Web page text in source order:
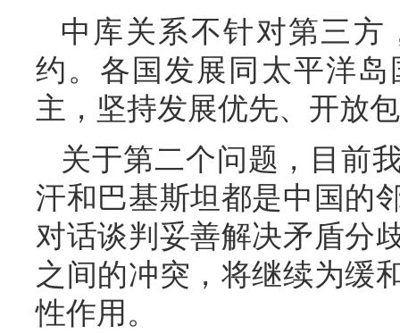
中库关系不针对第三方
约。各国发展同太平洋
主，坚持发展优先、开放
关于第二个问题，目前
汗和巴基斯坦都是中国的
对话谈判妥善解决矛盾分
之间的冲突，将继续为缓
性作用。